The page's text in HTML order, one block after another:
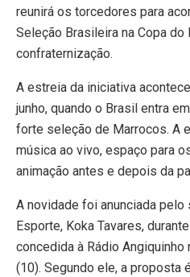
reunirá os torcedores para
Seleção Brasileira na Copa
confraternização.
A estreia da iniciativa
junho, quando o Brasil entra
forte seleção de Marrocos. A
música ao vivo, espaço para
animação antes e depois da
A novidade foi anunciada pelo
Esporte, Koka Tavares,
concedida à Rádio
(10). Segundo ele, a proposta